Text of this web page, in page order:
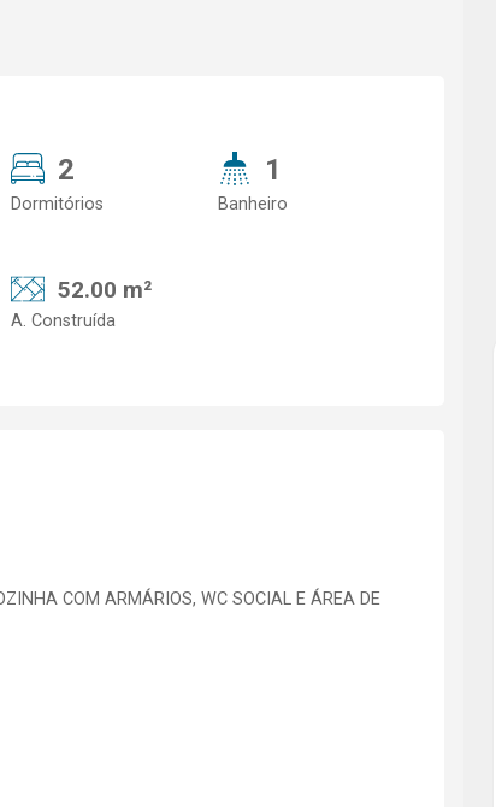
2
Dormitórios
1
Banheiro
52.00 m²
A. Construída
COM ARMÁRIOS, WC SOCIAL E ÁREA DE